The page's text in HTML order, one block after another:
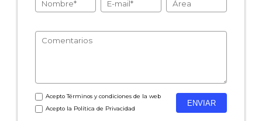
- Inteligencia artificial
- Marketing y encuestas
AceptoTérminos y condicionesde la web
Acepto la Política de Privacidad